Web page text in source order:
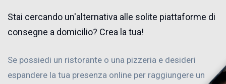
Stai cercando un'alternativa alle solite piattaforme di
consegne a domicilio? Crea la tua!
Se possiedi un ristorante o una pizzeria e desideri
espandere la tua presenza online per raggiungere un